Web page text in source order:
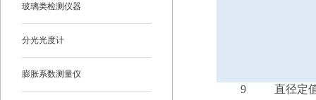
玻璃类检测仪器
分光光度计
膨胀系数测量仪
9 直径定